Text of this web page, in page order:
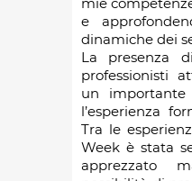
e
dinamiche dei
La presenza
professionisti
un importante
l’esperienza
Tra le
Week è stata
apprezzato